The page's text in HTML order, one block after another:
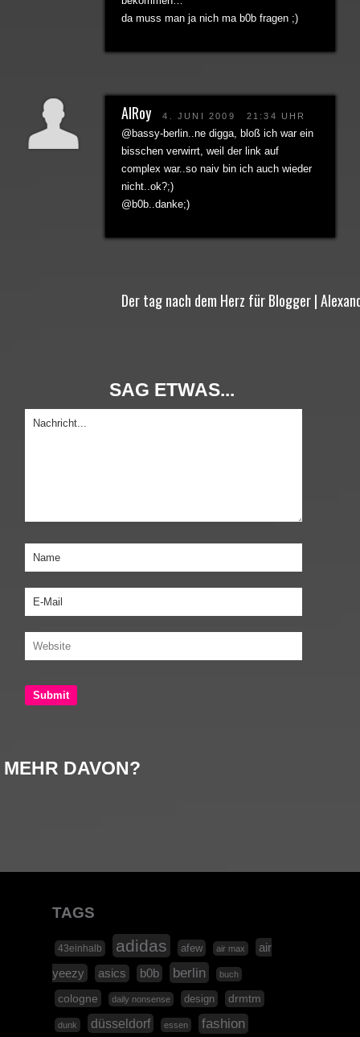
da muss man ja nich ma b0b fragen ;)
AlRoy 4. JUNI 2009 21:34 UHR
@bassy-berlin..ne digga, bloß ich war ein
bisschen verwirrt, weil der link auf
complex war..so naiv bin ich auch wieder
nicht..ok?;)
@b0b..danke;)
Der tag nach dem Herz für Blogger |
SAG ETWAS...
MEHR DAVON?
TAGS
43einhalb adidas afew air max
air
yeezy
asics b0b berlin buch
cologne daily nonsense design drmtm
dunk düsseldorf essen fashion